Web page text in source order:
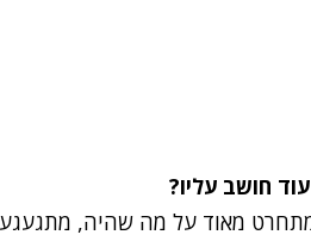
חושב עליו?
מאוד על מה שהיה, מתגעגע